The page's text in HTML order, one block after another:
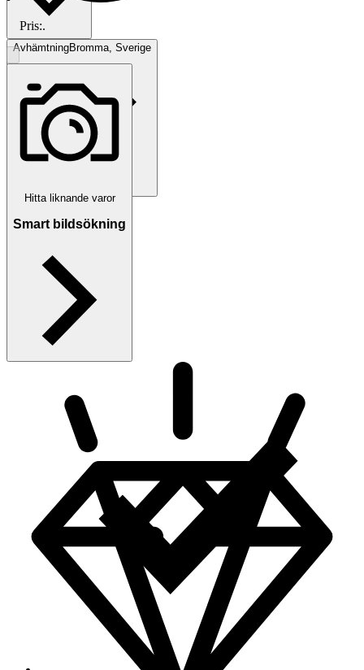
AvhämtningBromma, Sverige
BetalningVia Tradera
Traderas köparskydd
Pris:.
Hitta liknande varor
Smart bildsökning